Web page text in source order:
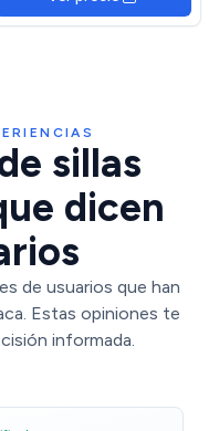
Dormitorio Oficina Gris
sillas
dicen
de usuarios que han
Estas opiniones te
informada.